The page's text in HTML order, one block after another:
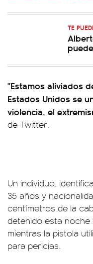
TE
"Estamos aliviados
Estados Unidos se
violencia, el
de Twitter.
Un individuo,
35 años y
centímetros de la
detenido esta noche
mientras la pistola
para pericias.